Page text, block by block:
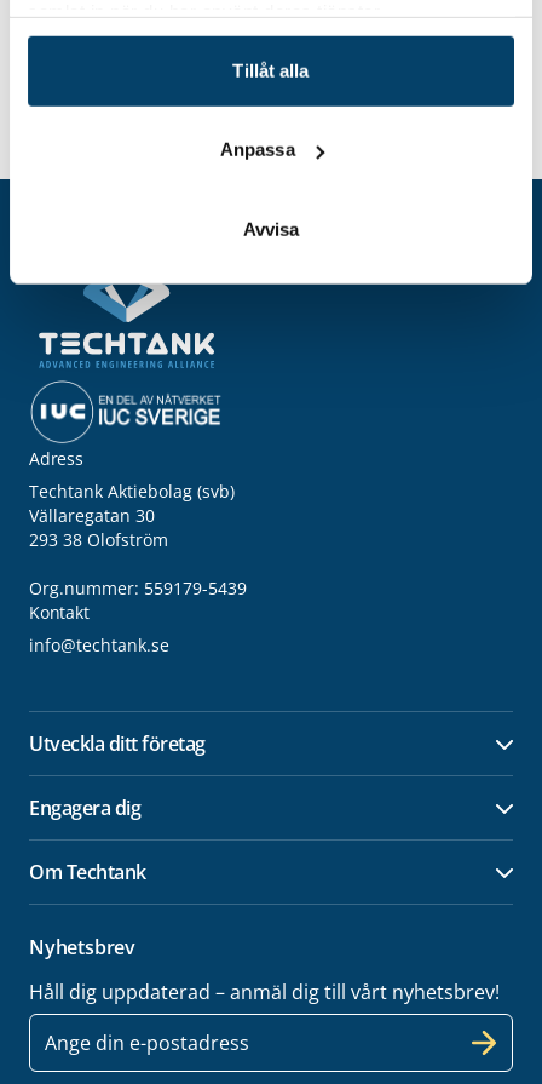
Tillåt alla
Anpassa
Avvisa
hållbar och cirkulär verksamhet
Adress
Techtank Aktiebolag (svb)
Vällaregatan 30
293 38 Olofström
Org.nummer: 559179-5439
Kontakt
info@techtank.se
Utveckla ditt företag
Engagera dig
Om Techtank
Nyhetsbrev
Håll dig uppdaterad – anmäl dig till vårt nyhetsbrev!
E-
post